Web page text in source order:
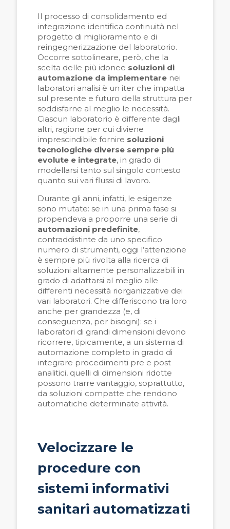
Il processo di consolidamento ed
integrazione identifica continuità nel
progetto di miglioramento e di
reingegnerizzazione del laboratorio.
Occorre sottolineare, però, che la
scelta delle più idonee soluzioni di
automazione da implementare nei
laboratori analisi è un iter che impatta
sul presente e futuro della struttura per
soddisfarne al meglio le necessità.
Ciascun laboratorio è differente dagli
altri, ragione per cui diviene
imprescindibile fornire soluzioni
tecnologiche diverse sempre più
evolute e integrate, in grado di
modellarsi tanto sul singolo contesto
quanto sui vari flussi di lavoro.
Durante gli anni, infatti, le esigenze
sono mutate: se in una prima fase si
propendeva a proporre una serie di
automazioni predefinite,
contraddistinte da uno specifico
numero di strumenti, oggi l’attenzione
è sempre più rivolta alla ricerca di
soluzioni altamente personalizzabili in
grado di adattarsi al meglio alle
differenti necessità riorganizzative dei
vari laboratori. Che differiscono tra loro
anche per grandezza (e, di
conseguenza, per bisogni): se i
laboratori di grandi dimensioni devono
ricorrere, tipicamente, a un sistema di
automazione completo in grado di
integrare procedimenti pre e post
analitici, quelli di dimensioni ridotte
possono trarre vantaggio, soprattutto,
da soluzioni compatte che rendono
automatiche determinate attività.
Velocizzare le
procedure con
sistemi informativi
sanitari automatizzati